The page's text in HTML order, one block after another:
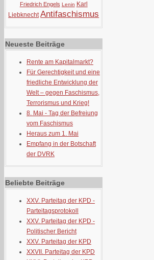
Friedrich Engels Lenin Karl
Liebknecht Antifaschismus
Neueste Beiträge
Rente am Kapitalmarkt?
Für Gerechtigkeit und eine
friedliche Entwicklung der
Welt – gegen Faschismus,
Terrorismus und Krieg!
8. Mai - Tag der Befreiung
vom Faschismus
Heraus zum 1. Mai
Empfang in der Botschaft
der DVRK
Beliebte Beiträge
XXV. Parteitag der KPD -
Parteitagsprotokoll
XXV. Parteitag der KPD -
Politischer Bericht
XXV. Parteitag der KPD
XXVII. Parteitag der KPD